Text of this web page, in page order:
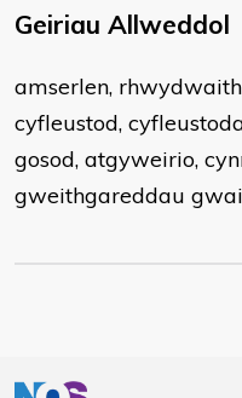
Geiriau Allweddol
amserlen,
cyfleustod,
gosod, atgyweirio,
gweithgareddau